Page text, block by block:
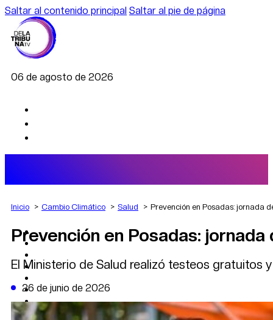
Saltar al contenido principal Saltar al pie de página
06 de agosto de 2026
AGRO
DEPORTES
POLÍTICA
DATA FIRME
DE LA TRIBUNA TV
Inicio Cambio Climático Salud Prevención en Posadas: jornada
Prevención en Posadas:
El Ministerio de Salud realizó testeos gratuitos
26 de junio de 2026